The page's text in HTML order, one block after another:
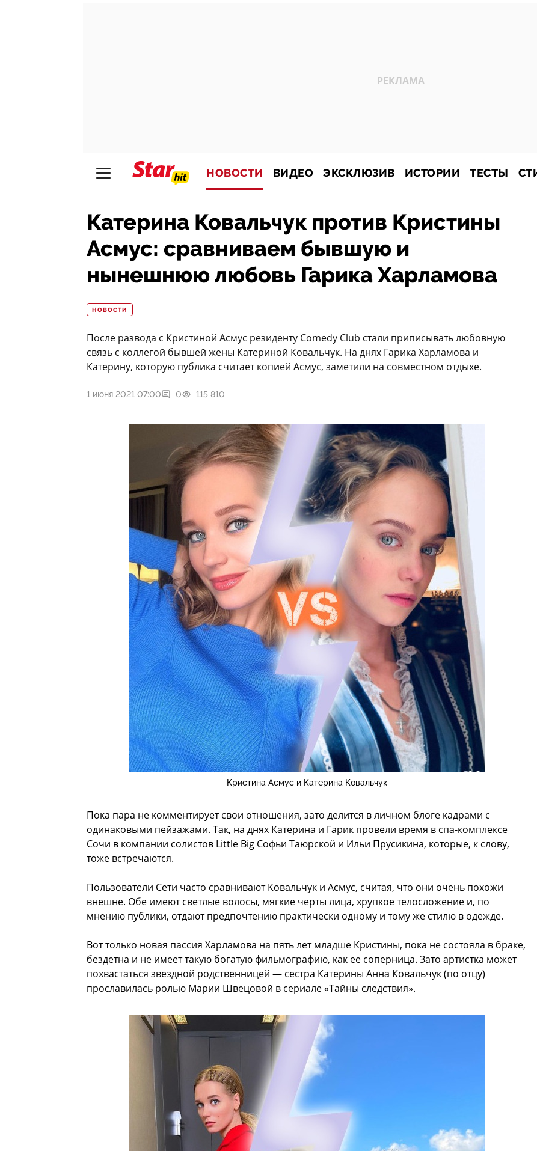
НОВОСТИ ВИДЕО ЭКСКЛЮЗИВ ИСТОРИИ ТЕСТЫ
Катерина Ковальчук против Кристины
Асмус: сравниваем бывшую и
нынешнюю любовь Гарика Харламова
НОВОСТИ
После развода с Кристиной Асмус резиденту Comedy Club стали приписывать любовную
связь с коллегой бывшей жены Катериной Ковальчук. На днях Гарика Харламова и
Катерину, которую публика считает копией Асмус, заметили на совместном отдыхе.
1 июня 2021 07:00 0 115 810
Кристина Асмус и Катерина Ковальчук
Пока пара не комментирует свои отношения, зато делится в личном блоге кадрами с
одинаковыми пейзажами. Так, на днях Катерина и Гарик провели время в спа-комплексе
Сочи в компании солистов Little Big Софьи Таюрской и Ильи Прусикина, которые, к слову,
тоже встречаются.
Пользователи Сети часто сравнивают Ковальчук и Асмус, считая, что они очень похожи
внешне. Обе имеют светлые волосы, мягкие черты лица, хрупкое телосложение и, по
мнению публики, отдают предпочтению практически одному и тому же стилю в одежде.
Вот только новая пассия Харламова на пять лет младше Кристины, пока не состояла в браке,
бездетна и не имеет такую богатую фильмографию, как ее соперница. Зато артистка может
похвастаться звездной родственницей — сестра Катерины Анна Ковальчук (по отцу)
прославилась ролью Марии Швецовой в сериале «Тайны следствия».